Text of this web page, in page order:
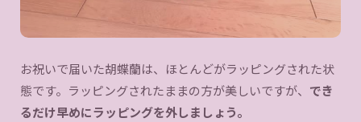
お祝いで届いた胡蝶蘭は、ほとんどがラッピングされた状
態です。ラッピングされたままの方が美しいですが、 でき
るだけ早めにラッピングを外しましょう。